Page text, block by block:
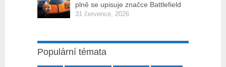
plně se upisuje značce Battlefield
31 července, 2026
Populární témata